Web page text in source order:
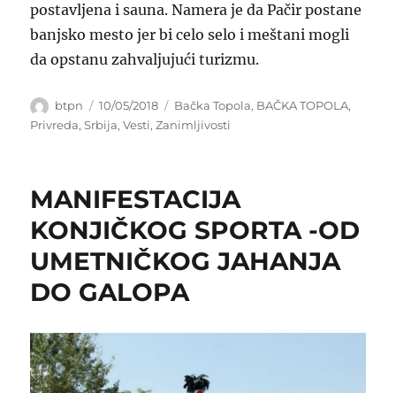
postavljena i sauna. Namera je da Pačir postane
banjsko mesto jer bi celo selo i meštani mogli
da opstanu zahvaljujući turizmu.
Author
btpn
Posted
on
10/05/2018 Categories
Bačka Topola, BAČKA TOPOLA,
Privreda,Srbija,Vesti,Zanimljivosti
MANIFESTACIJA
KONJIČKOG SPORTA -OD
UMETNIČKOG JAHANJA
DO GALOPA